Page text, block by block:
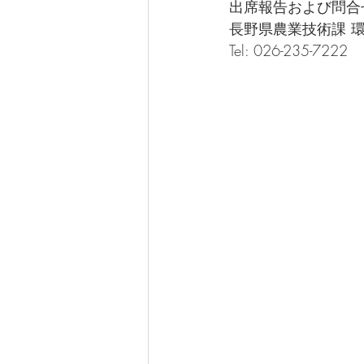
出席報告および問合
長野県農業技術課
Tel: 026-235-7222